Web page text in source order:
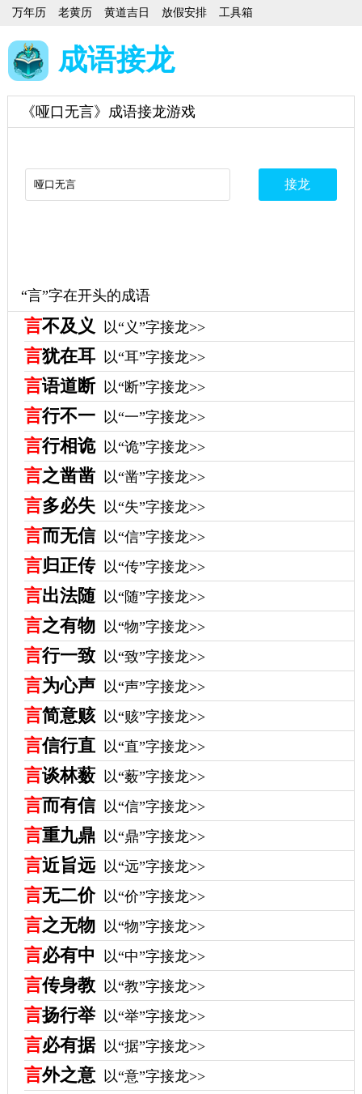
万年历 老黄历 黄道吉日 放假安排 工具箱
成语接龙
《哑口无言》成语接龙游戏
“言”字在开头的成语
言不及义 以“义”字接龙>>
言犹在耳 以“耳”字接龙>>
言语道断 以“断”字接龙>>
言行不一 以“一”字接龙>>
言行相诡 以“诡”字接龙>>
言之凿凿 以“凿”字接龙>>
言多必失 以“失”字接龙>>
言而无信 以“信”字接龙>>
言归正传 以“传”字接龙>>
言出法随 以“随”字接龙>>
言之有物 以“物”字接龙>>
言行一致 以“致”字接龙>>
言为心声 以“声”字接龙>>
言简意赅 以“赅”字接龙>>
言信行直 以“直”字接龙>>
言谈林薮 以“薮”字接龙>>
言而有信 以“信”字接龙>>
言重九鼎 以“鼎”字接龙>>
言近旨远 以“远”字接龙>>
言无二价 以“价”字接龙>>
言之无物 以“物”字接龙>>
言必有中 以“中”字接龙>>
言传身教 以“教”字接龙>>
言扬行举 以“举”字接龙>>
言必有据 以“据”字接龙>>
言外之意 以“意”字接龙>>